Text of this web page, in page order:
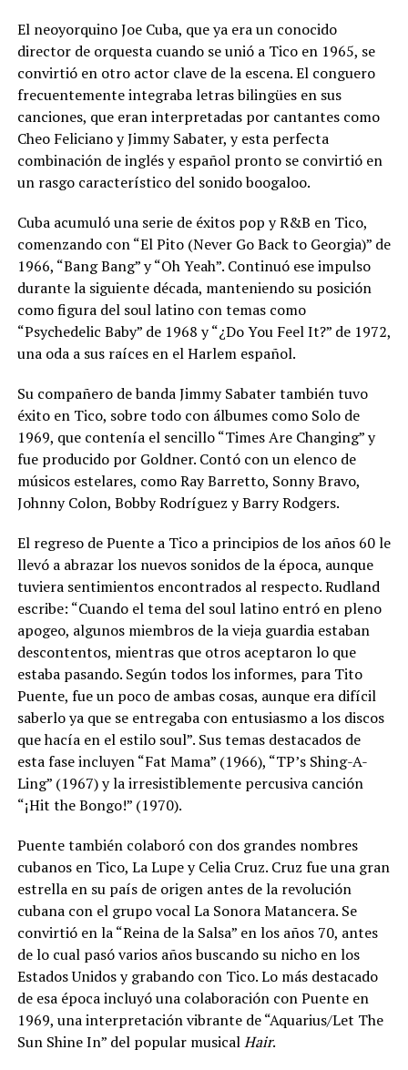
El neoyorquino Joe Cuba, que ya era un conocido
director de orquesta cuando se unió a Tico en 1965, se
convirtió en otro actor clave de la escena. El conguero
frecuentemente integraba letras bilingües en sus
canciones, que eran interpretadas por cantantes como
Cheo Feliciano y Jimmy Sabater, y esta perfecta
combinación de inglés y español pronto se convirtió en
un rasgo característico del sonido boogaloo.
Cuba acumuló una serie de éxitos pop y R&B en Tico,
comenzando con “El Pito (Never Go Back to Georgia)” de
1966, “Bang Bang” y “Oh Yeah”. Continuó ese impulso
durante la siguiente década, manteniendo su posición
como figura del soul latino con temas como
“Psychedelic Baby” de 1968 y “¿Do You Feel It?” de 1972,
una oda a sus raíces en el Harlem español.
Su compañero de banda Jimmy Sabater también tuvo
éxito en Tico, sobre todo con álbumes como Solo de
1969, que contenía el sencillo “Times Are Changing” y
fue producido por Goldner. Contó con un elenco de
músicos estelares, como Ray Barretto, Sonny Bravo,
Johnny Colon, Bobby Rodríguez y Barry Rodgers.
El regreso de Puente a Tico a principios de los años 60 le
llevó a abrazar los nuevos sonidos de la época, aunque
tuviera sentimientos encontrados al respecto. Rudland
escribe: “Cuando el tema del soul latino entró en pleno
apogeo, algunos miembros de la vieja guardia estaban
descontentos, mientras que otros aceptaron lo que
estaba pasando. Según todos los informes, para Tito
Puente, fue un poco de ambas cosas, aunque era difícil
saberlo ya que se entregaba con entusiasmo a los discos
que hacía en el estilo soul”. Sus temas destacados de
esta fase incluyen “Fat Mama” (1966), “TP’s Shing-A-
Ling” (1967) y la irresistiblemente percusiva canción
“¡Hit the Bongo!” (1970).
Puente también colaboró con dos grandes nombres
cubanos en Tico, La Lupe y Celia Cruz. Cruz fue una gran
estrella en su país de origen antes de la revolución
cubana con el grupo vocal La Sonora Matancera. Se
convirtió en la “Reina de la Salsa” en los años 70, antes
de lo cual pasó varios años buscando su nicho en los
Estados Unidos y grabando con Tico. Lo más destacado
de esa época incluyó una colaboración con Puente en
1969, una interpretación vibrante de “Aquarius/Let The
Sun Shine In” del popular musicalHair.